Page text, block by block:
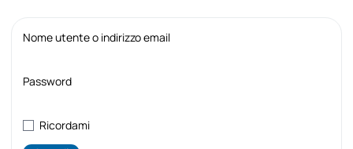
Nome utente o indirizzo email
Password
Ricordami